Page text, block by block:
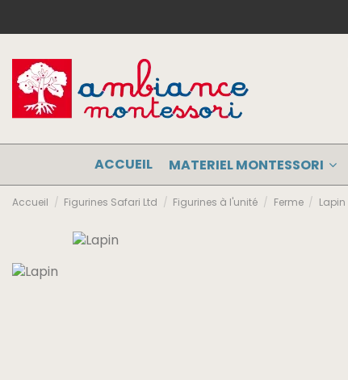
ACCUEIL MATERIEL MONTESSORI
Accueil Figurines Safari Ltd Figurines à l'unité Ferme Lapin